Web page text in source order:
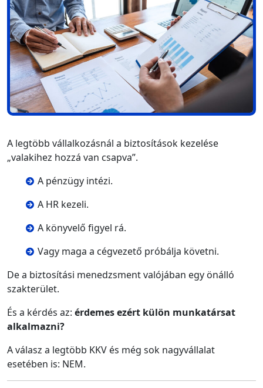
A legtöbb vállalkozásnál a biztosítások kezelése
„valakihez hozzá van csapva”.
A pénzügy intézi.
A HR kezeli.
A könyvelő figyel rá.
Vagy maga a cégvezető próbálja követni.
De a biztosítási menedzsment valójában egy önálló
szakterület.
És a kérdés az: érdemes ezért külön munkatársat
alkalmazni?
A válasz a legtöbb KKV és még sok nagyvállalat
esetében is: NEM.